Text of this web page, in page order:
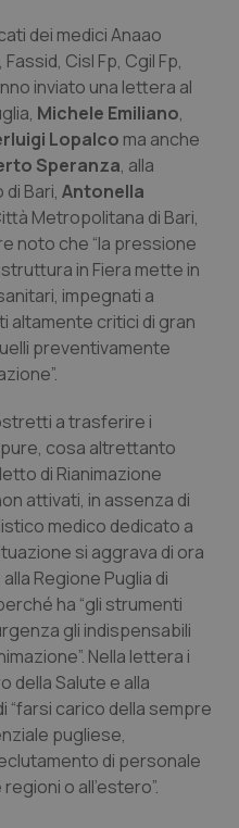
Bolzano
Trento
Ulcerosa
neurodegenerative
dei medici Anaao
Cisl Fp, Cgil Fp,
inviato una lettera al
Michele Emiliano,
Lopalco ma anche
Speranza, alla
Bari, Antonella
Metropolitana di Bari,
noto che “la pressione
in Fiera mette in
impegnati a
altamente critici di gran
preventivamente
a trasferire i
cosa altrettanto
di Rianimazione
attivati, in assenza di
medico dedicato a
si aggrava di ora
Regione Puglia di
ha “gli strumenti
gli indispensabili
Nella lettera i
della Salute e alla
“farsi carico della sempre
pugliese,
di personale
o all’estero”.